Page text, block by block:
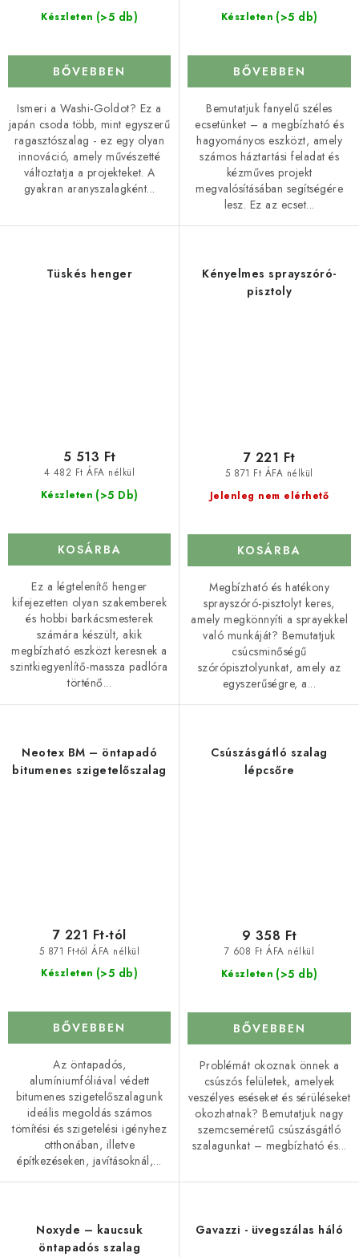
Készleten (>5 db)
BŐVEBBEN
Ismeri a Washi-Goldot? Ez a
japán csoda több, mint egyszerű
ragasztószalag - ez egy olyan
innováció, amely művészetté
változtatja a projekteket. A
gyakran aranyszalagként...
Készleten (>5 db)
BŐVEBBEN
Bemutatjuk fanyelű széles
ecsetünket – a megbízható és
hagyományos eszközt, amely
számos háztartási feladat és
kézműves projekt
megvalósításában segítségére
lesz. Ez az ecset...
Tüskés henger
Készleten (>5 Db)
4 482 Ft ÁFA nélkül
5 513 Ft
KOSÁRBA
Ez a légtelenítő henger
kifejezetten olyan szakemberek
és hobbi barkácsmesterek
számára készült, akik
megbízható eszközt keresnek a
szintkiegyenlítő-massza padlóra
történő...
Kényelmes sprayszóró-
pisztoly
Jelenleg nem elérhető
5 871 Ft ÁFA nélkül
7 221 Ft
KOSÁRBA
Megbízható és hatékony
sprayszóró-pisztolyt keres,
amely megkönnyíti a sprayekkel
való munkáját? Bemutatjuk
csúcsminőségű
szórópisztolyunkat, amely az
egyszerűségre, a...
Neotex BM – öntapadó
bitumenes szigetelőszalag
Készleten (>5 db)
5 871 Ft-tól ÁFA nélkül
7 221 Ft-tól
BŐVEBBEN
Az öntapadós,
alumíniumfóliával védett
bitumenes szigetelőszalagunk
ideális megoldás számos
tömítési és szigetelési igényhez
otthonában, illetve
építkezéseken, javításoknál,...
Csúszásgátló szalag
lépcsőre
Készleten (>5 db)
7 608 Ft ÁFA nélkül
9 358 Ft
BŐVEBBEN
Problémát okoznak önnek a
csúszós felületek, amelyek
veszélyes eséseket és sérüléseket
okozhatnak? Bemutatjuk nagy
szemcseméretű csúszásgátló
szalagunkat – megbízható és...
Noxyde – kaucsuk
öntapadós szalag
Gavazzi - üvegszálas háló